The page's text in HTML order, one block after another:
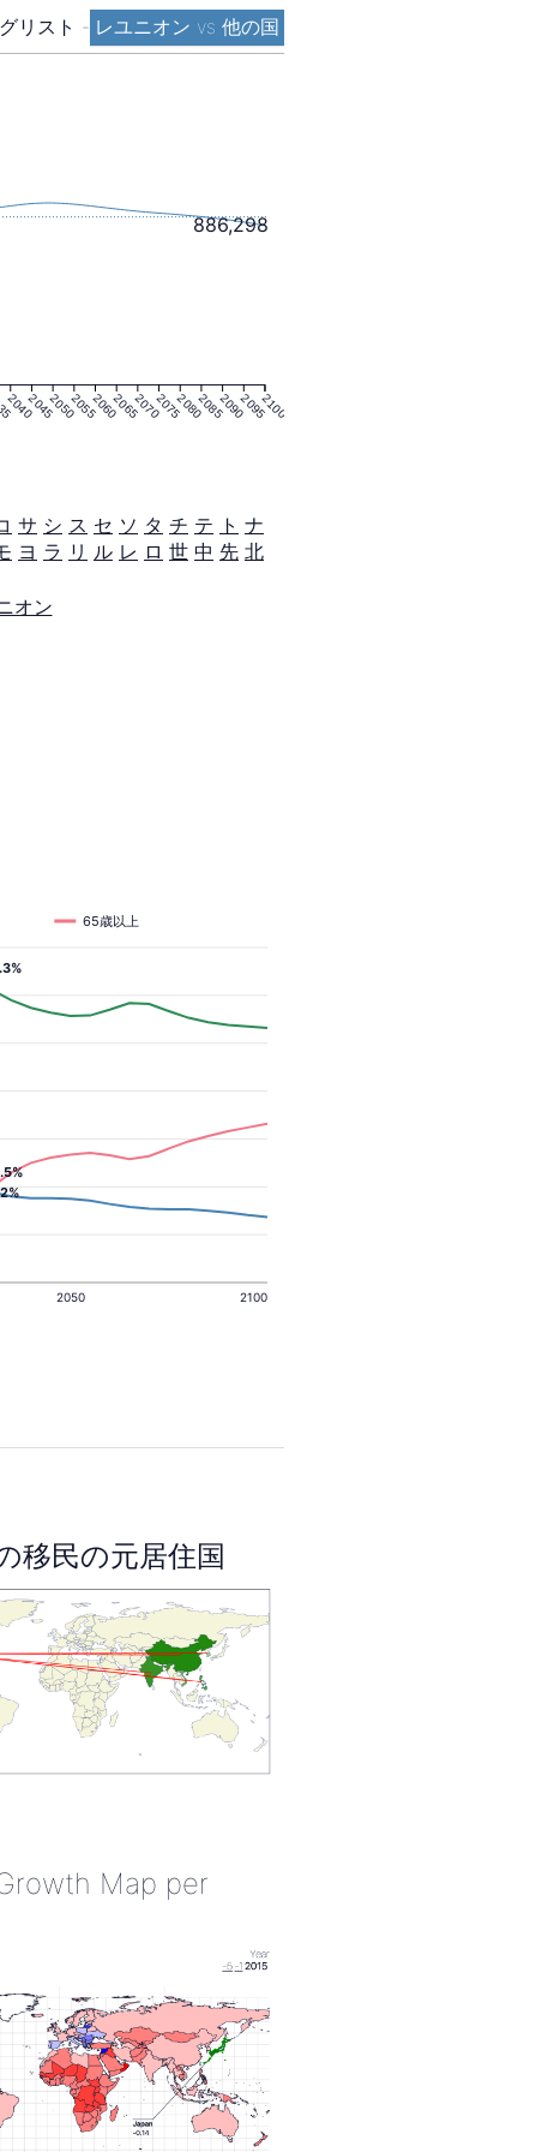
リスト - レユニオン vs 他の国
2040204520502055206020652070207520802085209020952100
886,298
サ シ ス セ ソ タ チ テ ト ナ
ヨ ラ リ ル レ ロ 世 中 先 北
オン
2050 2100
65歳以上
移民の元居住国
Map per